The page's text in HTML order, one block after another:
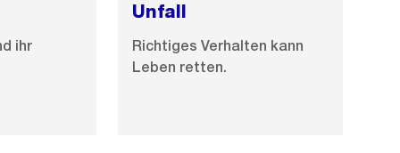
ihr
Unfall
Richtiges Verhalten kann
Leben retten.